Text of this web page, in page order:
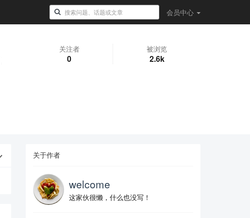
会员中心
关注者
0
被浏览
2.6k
关于作者
welcome
这家伙很懒，什么也没写！